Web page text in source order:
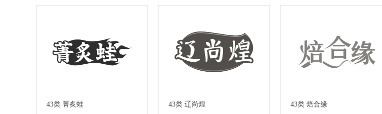
43类 菁炙蛙 43类 辽尚煌 43类 焙合缘